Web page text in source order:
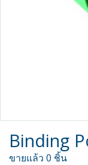
Binding
ขายแล้ว 0 ชิ้น